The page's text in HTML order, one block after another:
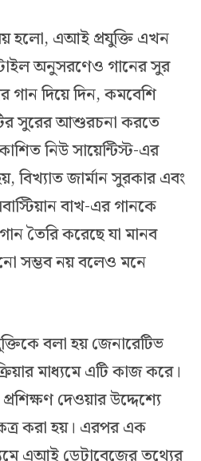
হলো, এআই প্রযুক্তি এখন
অনুসরণেও গানের সুর
গান দিয়ে দিন, কমবেশি
সুরের আশুরচনা করতে
নিউ সায়েন্টিস্ট-এর
বিখ্যাত জার্মান সুরকার এবং
বাখ-এর গানকে
তৈরি করেছে যা মানব
সম্ভব নয় বলেও মনে
বলা হয় জেনারেটিভ
মাধ্যমে এটি কাজ করে।
দেওয়ার উদ্দেশ্যে
করা হয়। এরপর এক